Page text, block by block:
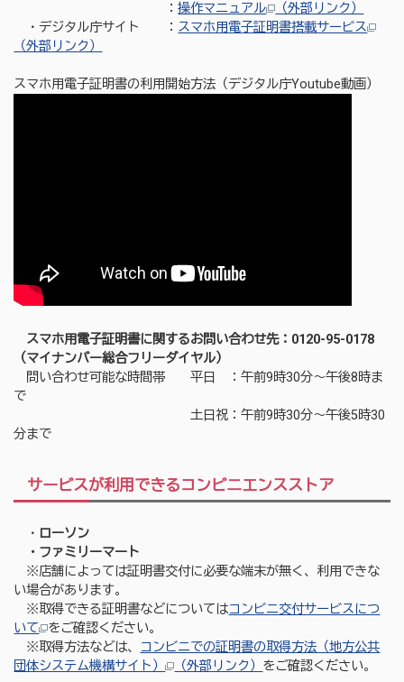
：操作マニュアル
（外部リンク）
・デジタル庁サイト ： スマホ用電子証明書搭載サービス
（外部リンク）
スマホ用電子証明書の利用開始方法（デジタル庁Youtube動画）
スマホ用電子証明書に関するお問い合わせ先：0120-95-0178
（マイナンバー総合フリーダイヤル）
問い合わせ可能な時間帯 平日 ：午前9時30分～午後8時ま
で
土日祝：午前9時30分～午後5時30
分まで
サービスが利用できるコンビニエンスストア
・ ローソン
・ファミリーマート
※店舗によっては証明書交付に必要な端末が無く、利用できな
い場合があります。
※取得できる証明書などについてはコンビニ交付サービスにつ
いて
をご確認ください。
※取得方法などは、 コンビニでの証明書の取得方法（地方公共
団体システム機構サイト）
（外部リンク） をご確認ください。